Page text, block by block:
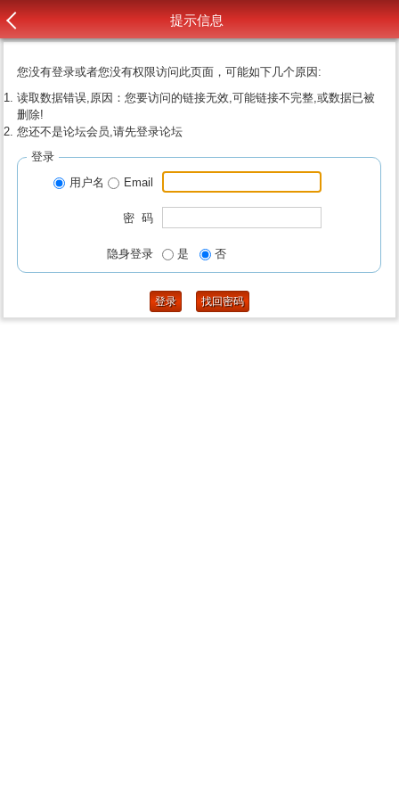
提示信息
您没有登录或者您没有权限访问此页面，可能如下几个原因:
读取数据错误,原因：您要访问的链接无效,可能链接不完整,或数据已被
删除!
您还不是论坛会员,请先登录论坛
登录
用户名
Email
密 码
隐身登录 是 否